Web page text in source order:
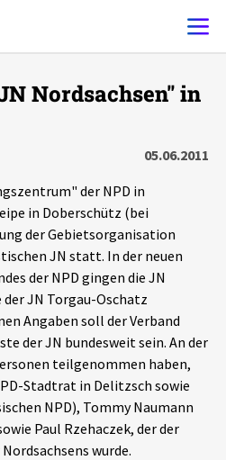
melden
Nordsachsen" in
05.06.2011
der NPD in
in Doberschütz (bei
der Gebietsorganisation
JN statt. In der neuen
der NPD gingen die JN
JN Torgau-Oschatz
Angaben soll der Verband
der JN bundesweit sein. An der
teilgenommen haben,
Stadtrat in Delitzsch sowie
NPD), Tommy Naumann
Paul Rzehaczek, der der
wurde.
Exportieren ? Filter Erklärungen